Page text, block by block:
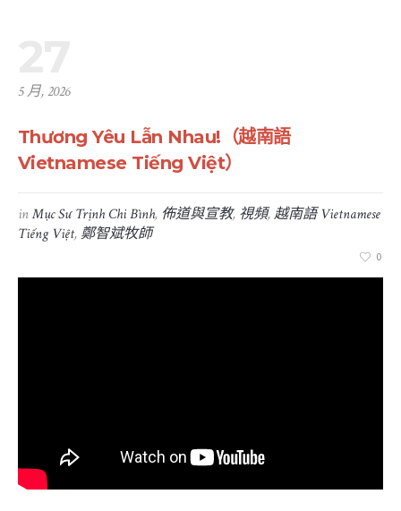
5 月, 2026
Thương Yêu Lẫn Nhau!（越南語
Vietnamese Tiếng Việt）
inMục Sư Trịnh Chi Bình, 佈道與宣教, 視頻,越南語 Vietnamese
Tiếng Việt,鄭智斌牧師
0